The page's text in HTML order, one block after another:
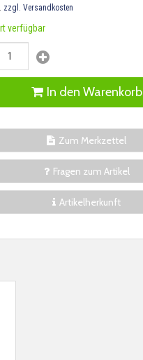
zzgl. Versandkosten
verfügbar
In den Warenkorb
Zum Merkzettel
Fragen zum Artikel
Artikelherkunft